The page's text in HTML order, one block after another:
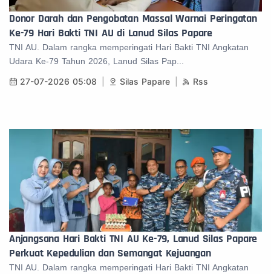
Donor Darah dan Pengobatan Massal Warnai Peringatan
Ke-79 Hari Bakti TNI AU di Lanud Silas Papare
TNI AU. Dalam rangka memperingati Hari Bakti TNI Angkatan
Udara Ke-79 Tahun 2026, Lanud Silas Pap...
27-07-2026 05:08 Silas Papare Rss
Anjangsana Hari Bakti TNI AU Ke-79, Lanud Silas Papare
Perkuat Kepedulian dan Semangat Kejuangan
TNI AU. Dalam rangka memperingati Hari Bakti TNI Angkatan